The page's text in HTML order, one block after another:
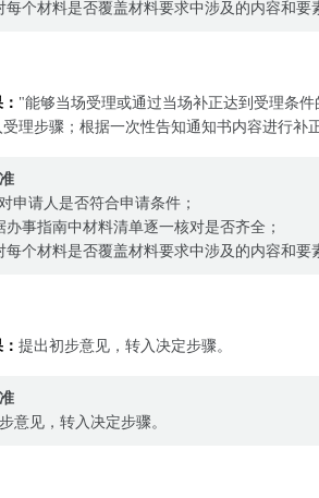
每个材料是否覆盖材料要求中涉及的内容和要
"能够当场受理或通过当场补正达到受理条件
理步骤；根据一次性告知通知书内容进行补
申请人是否符合申请条件；
办事指南中材料清单逐一核对是否齐全；
每个材料是否覆盖材料要求中涉及的内容和要
提出初步意见，转入决定步骤。
意见，转入决定步骤。